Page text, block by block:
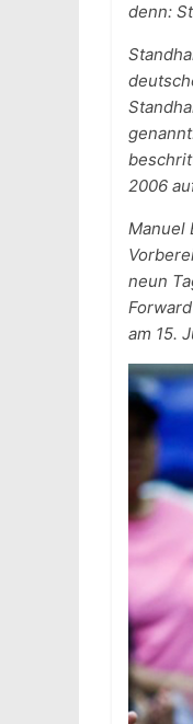
denn:
2006
Manuel
neun
am 15.